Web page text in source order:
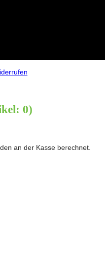
0)
an der Kasse berechnet.